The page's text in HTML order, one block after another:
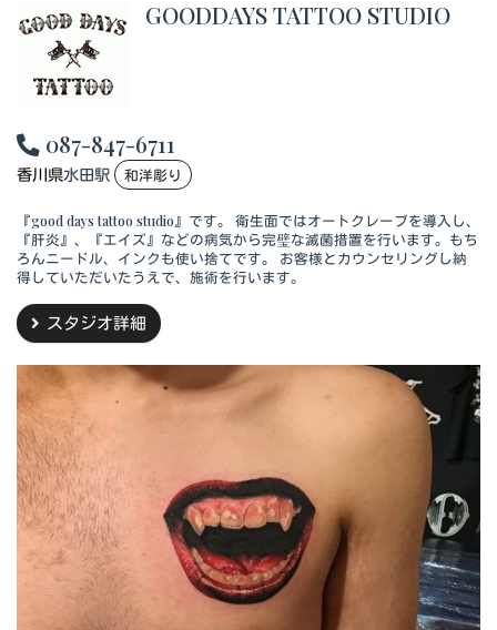
GOODDAYS TATTOO STUDIO
087-847-6711
香川県水田駅 和洋彫り
『good days tattoo studio』です。 衛生面ではオートクレーブを導入し、
『肝炎』、『エイズ』などの病気から完璧な滅菌措置を行います。もち
ろんニードル、インクも使い捨てです。 お客様とカウンセリングし納
得していただいたうえで、施術を行います。
スタジオ詳細